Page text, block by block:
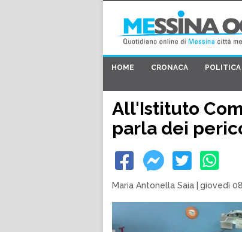
HOME CRONACA POLITICA
All'Istituto
parla dei
Maria Antonella Saia giovedì